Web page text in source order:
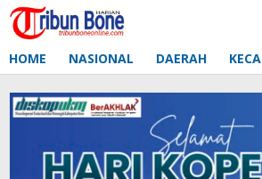
Lewati
ke
HOME NASIONAL DAERAH